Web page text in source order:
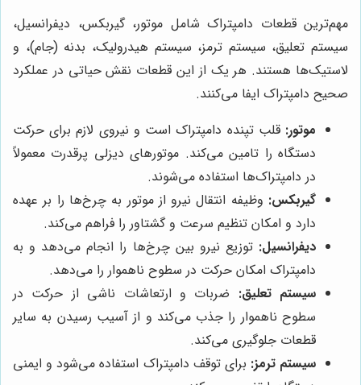
مهم‌ترین قطعات دامپتراک شامل موتور، گیربکس، دیفرانسیل،
سیستم تعلیق، سیستم ترمز، سیستم هیدرولیک، بدنه (جام)، و
لاستیک‌ها هستند. هر یک از این قطعات نقش حیاتی در عملکرد
صحیح دامپتراک ایفا می‌کنند.
موتور: قلب تپنده دامپتراک است و نیروی لازم برای حرکت
دستگاه را تامین می‌کند. موتورهای دیزلی پرقدرت معمولاً
در دامپتراک‌ها استفاده می‌شوند.
گیربکس: وظیفه انتقال نیرو از موتور به چرخ‌ها را بر عهده
دارد و امکان تنظیم سرعت و گشتاور را فراهم می‌کند.
دیفرانسیل: توزیع نیرو بین چرخ‌ها را انجام می‌دهد و به
دامپتراک امکان حرکت در سطوح ناهموار را می‌دهد.
سیستم تعلیق: ضربات و ارتعاشات ناشی از حرکت در
سطوح ناهموار را جذب می‌کند و از آسیب رسیدن به سایر
قطعات جلوگیری می‌کند.
سیستم ترمز: برای توقف دامپتراک استفاده می‌شود و ایمنی